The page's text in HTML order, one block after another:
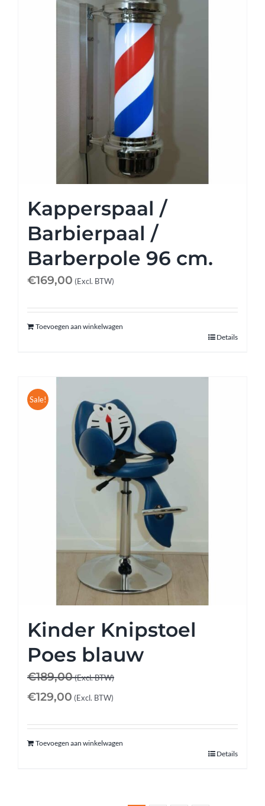
Kapperspaal /
Barbierpaal /
Barberpole 96 cm.
€169,00 (Excl. BTW)
Toevoegen aan winkelwagen
Details
Sale!
Kinder Knipstoel
Poes blauw
€189,00(Excl. BTW)
€129,00 (Excl. BTW)
Toevoegen aan winkelwagen
Details